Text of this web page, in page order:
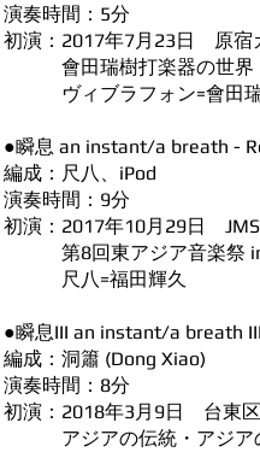
演奏時間：5分
初演：2017年7月23日 原宿
會田瑞樹打楽器の世界
ヴィブラフォン=會田
●瞬息 an instant/a breath -
編成：尺八、iPod
演奏時間：9分
初演：2017年10月29日
第8回東アジア音楽祭 in
尺八=福田輝久
●瞬息III an instant/a breath
編成：洞簫 (Dong Xiao)
演奏時間：8分
初演：2018年3月9日 台東
アジアの伝統・アジア